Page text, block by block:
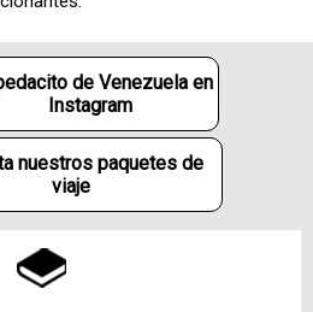
de Venezuela en
Instagram
nuestros paquetes de
viaje